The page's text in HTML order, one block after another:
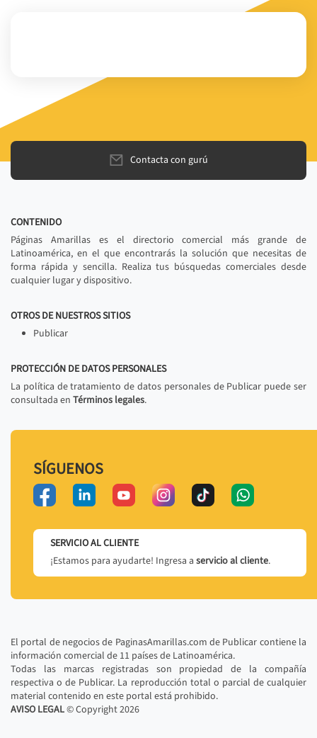
Contacta con gurú
CONTENIDO
Páginas Amarillas es el directorio comercial más grande de
Latinoamérica, en el que encontrarás la solución que necesitas de
forma rápida y sencilla. Realiza tus búsquedas comerciales desde
cualquier lugar y dispositivo.
OTROS DE NUESTROS SITIOS
Publicar
PROTECCIÓN DE DATOS PERSONALES
La política de tratamiento de datos personales de Publicar puede ser
consultada en Términos legales.
SÍGUENOS
SERVICIO AL CLIENTE
¡Estamos para ayudarte! Ingresa a servicio al cliente.
El portal de negocios de PaginasAmarillas.com de Publicar contiene la
información comercial de 11 países de Latinoamérica.
Todas las marcas registradas son propiedad de la compañía
respectiva o de Publicar. La reproducción total o parcial de cualquier
material contenido en este portal está prohibido.
AVISO LEGAL© Copyright2026